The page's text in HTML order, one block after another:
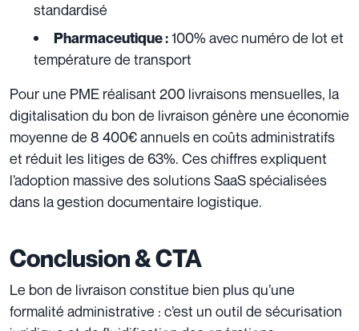
standardisé
Pharmaceutique :100% avec numéro de lot et
température de transport
Pour une PME réalisant 200 livraisons mensuelles, la
digitalisation du bon de livraison génère une économie
moyenne de 8 400€ annuels en coûts administratifs
et réduit les litiges de 63%. Ces chiffres expliquent
l’adoption massive des solutions SaaS spécialisées
dans la gestion documentaire logistique.
Conclusion & CTA
Le bon de livraison constitue bien plus qu’une
formalité administrative : c’est un outil de sécurisation